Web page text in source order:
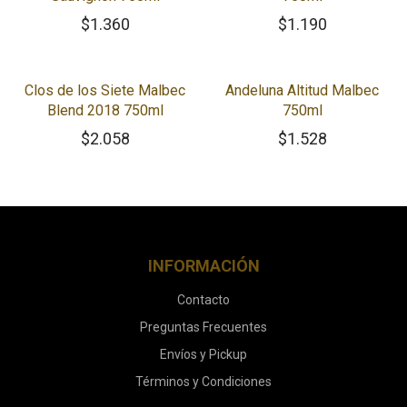
$1.360 $1.190
Clos de los Siete Malbec
Blend 2018 750ml
$2.058
Andeluna Altitud Malbec
750ml
$1.528
INFORMACIÓN
Contacto
Preguntas Frecuentes
Envíos y Pickup
Términos y Condiciones